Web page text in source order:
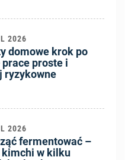
2026
domowe krok po
prace proste i
ryzykowne
2026
fermentować –
w kilku